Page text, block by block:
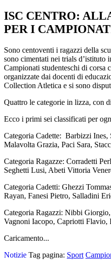
ISC CENTRO:
PER I
Sono centoventi i ragazzi della
sono cimentati nei trials d’istituto
Campionati studenteschi di corsa
organizzate dai docenti di
Collection Atletica e si sono
Quattro le categorie in lizza, con
Ecco i primi sei classificati per
Categoria Cadette: Barbizzi Ines,
Malavolta Grazia, Paci Sara,
Categoria Ragazze: Corradetti
Seghetti Lusi, Abeti Vittoria
Categoria Cadetti: Ghezzi
Rayan, Fanesi Pietro, Salladini
Categoria Ragazzi: Nibbi
Vagnoni Iacopo, Capriotti Flavio,
Caricamento...
Notizie Tag pagina: Sport